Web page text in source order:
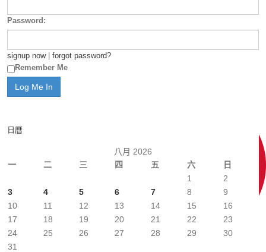
Password:
signup now| forgot password?
Remember Me
日曆
八月 2026
一
二 三 四 五 六 日
1
2
3
4 5 6 7 8
9
10
11 12 13 14 15
16
17
18 19 20 21 22
23
24
25 26 27 28 29
30
31